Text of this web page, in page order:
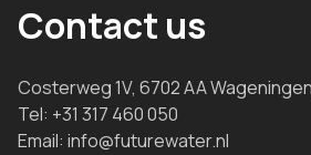
Contact us
Costerweg 1V, 6702 AA
Tel: +31 317 460 050
Email: info@futurewater.nl